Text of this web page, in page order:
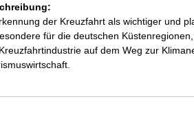
der Kreuzfahrt als wichtiger und
für die deutschen
auf dem Weg zur